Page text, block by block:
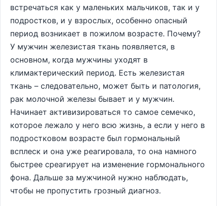
встречаться как у маленьких мальчиков, так и у
подростков, и у взрослых, особенно опасный
период возникает в пожилом возрасте. Почему?
У мужчин железистая ткань появляется, в
основном, когда мужчины уходят в
климактерический период. Есть железистая
ткань – следовательно, может быть и патология,
рак молочной железы бывает и у мужчин.
Начинает активизироваться то самое семечко,
которое лежало у него всю жизнь, а если у него в
подростковом возрасте был гормональный
всплеск и она уже реагировала, то она намного
быстрее среагирует на изменение гормонального
фона. Дальше за мужчиной нужно наблюдать,
чтобы не пропустить грозный диагноз.